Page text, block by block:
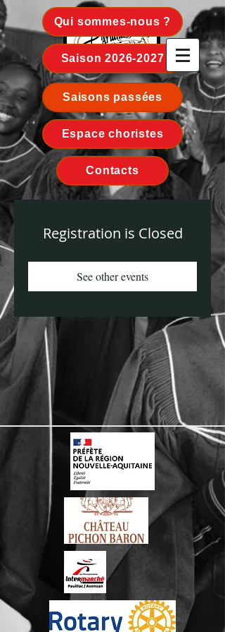
ARIANA - MÉDOC
Qui sommes-nous ?
Saison 2026-2027
Saisons passées
Espace choristes
Contacts
Registration is Closed
See other events